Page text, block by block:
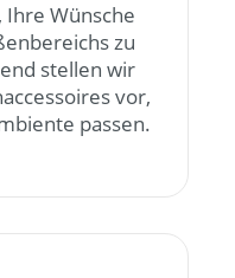
Wünsche
zu
stellen wir
vor,
passen.